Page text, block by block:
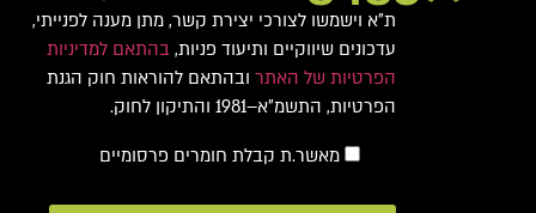
ת"א וישמשו לצורכי יצירת קשר, מתן מענה לפנייתי,
עדכונים שיווקיים ותיעוד פניות, בהתאם למדיניות
הפרטיות של האתרובהתאם להוראות חוק הגנת
הפרטיות, התשמ"א–1981 והתיקון לחוק.
מאשר.ת קבלת חומרים פרסומיים